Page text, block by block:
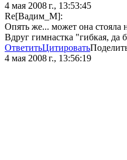
4 мая 2008 г., 13:53:45
Re[Вадим_М]:
Опять же... может она стояла
Вдруг гимнастка "гибкая, да
ОтветитьЦитировать
4 мая 2008 г., 13:56:19